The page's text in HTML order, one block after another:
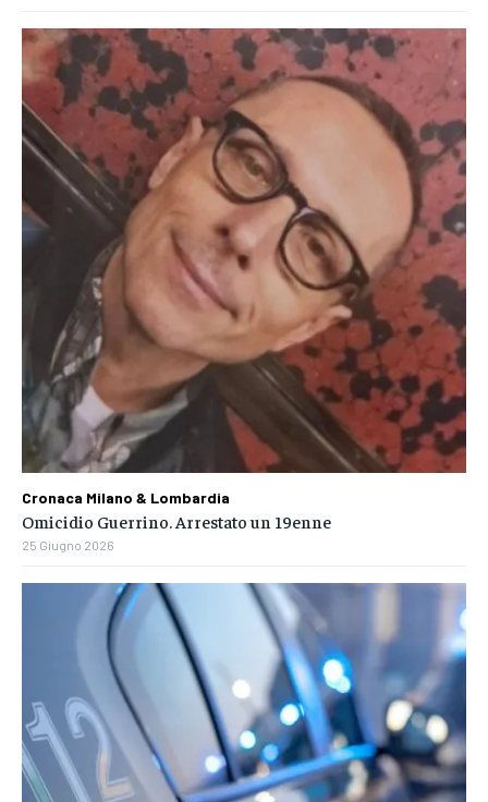
Cronaca Milano & Lombardia
Omicidio Guerrino. Arrestato un 19enne
25 Giugno 2026